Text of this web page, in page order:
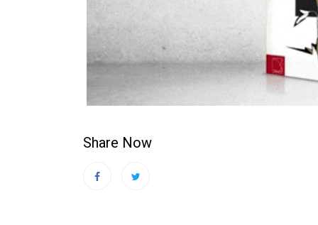
Share Now